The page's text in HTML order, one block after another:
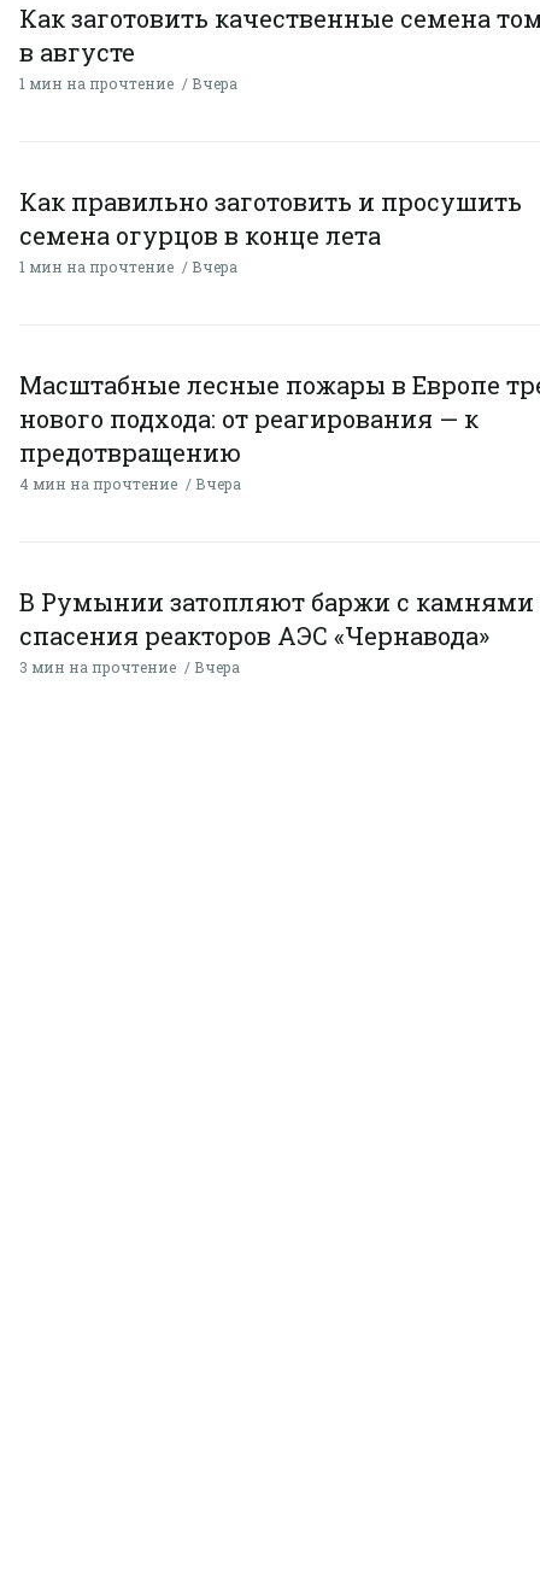
Как заготовить качественные семена
в августе
1 мин на прочтение Вчера
Как правильно заготовить и просушить
семена огурцов в конце лета
1 мин на прочтение Вчера
Масштабные лесные пожары в Европе
нового подхода: от реагирования — к
предотвращению
4 мин на прочтение Вчера
В Румынии затопляют баржи с камнями
спасения реакторов АЭС «Чернавода»
3 мин на прочтение Вчера